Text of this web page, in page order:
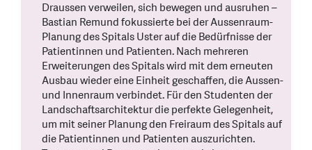
Draussen verweilen, sich bewegen und ausruhen –
Bastian Remund fokussierte bei der Aussenraum-
Planung des Spitals Uster auf die Bedürfnisse der
Patientinnen und Patienten. Nach mehreren
Erweiterungen des Spitals wird mit dem erneuten
Ausbau wieder eine Einheit geschaffen, die Aussen-
und Innenraum verbindet. Für den Studenten der
Landschaftsarchitektur die perfekte Gelegenheit,
um mit seiner Planung den Freiraum des Spitals auf
die Patientinnen und Patienten auszurichten.